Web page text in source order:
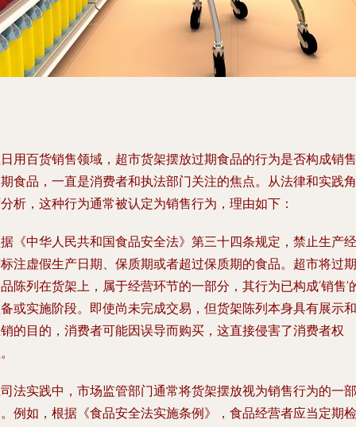
用百货销售领域，超市货架摆放过期食品的行为是否构成销售
食品，一直是消费者和执法部门关注的焦点。从法律和实践角
析，这种行为通常被认定为销售行为，理由如下：
《中华人民共和国食品安全法》第三十四条规定，禁止生产经
注虚假生产日期、保质期或者超过保质期的食品。超市将过期
陈列在货架上，属于经营环节的一部分，其行为已构成‘销售’
或实施阶段。即使尚未完成交易，但货架陈列本身具有展示和
的目的，消费者可能因误导而购买，这直接侵害了消费者权
法实践中，市场监管部门通常将货架摆放视为销售行为的一部
例如，根据《食品安全法实施条例》，食品经营者应当定期检